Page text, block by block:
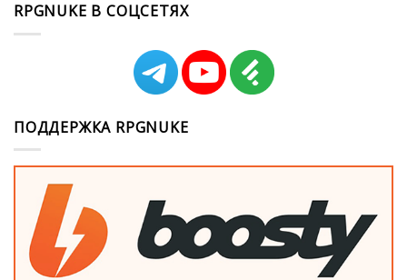
RPGNUKE В СОЦСЕТЯХ
ПОДДЕРЖКА RPGNUKE